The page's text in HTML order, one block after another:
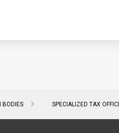
BODIES SPECIALIZED TAX